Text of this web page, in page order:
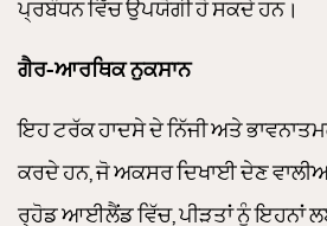
ਪ੍ਰਬੰਧਨ ਵਿੱਚ ਉਪਯੋਗੀ ਹੋ ਸਕਦੇ ਹਨ।
ਗੈਰ-ਆਰਥਿਕ ਨੁਕਸਾਨ
ਇਹ ਟਰੱਕ ਹਾਦਸੇ ਦੇ ਨਿੱਜੀ ਅਤੇ
ਕਰਦੇ ਹਨ, ਜੋ ਅਕਸਰ ਦਿਖਾਈ ਦੇਣ
ਰ੍ਹੋਡ ਆਈਲੈਂਡ ਵਿੱਚ, ਪੀੜਤਾਂ ਨੂੰ ਇਹਨਾਂ